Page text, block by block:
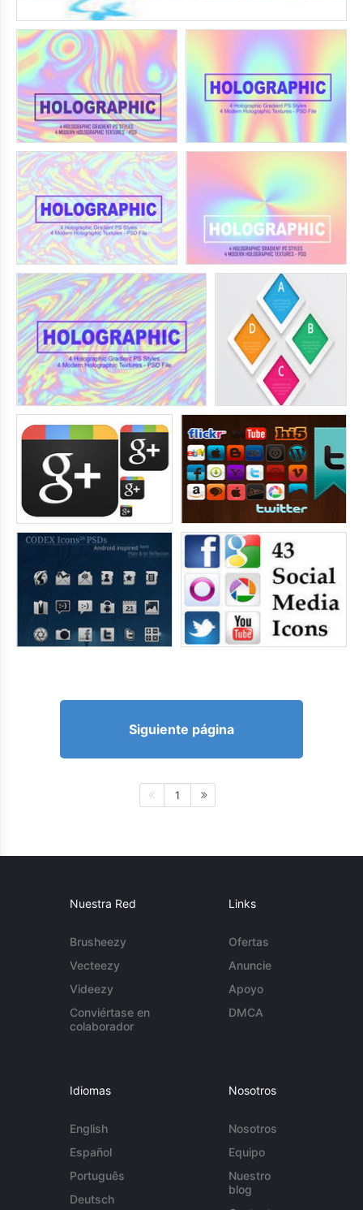
Siguiente página
1
Nuestra Red
Brusheezy
Vecteezy
Videezy
Conviértase en
colaborador
Links
Ofertas
Anuncie
Apoyo
DMCA
Idiomas
English
Español
Português
Deutsch
Nosotros
Nosotros
Equipo
Nuestro
blog